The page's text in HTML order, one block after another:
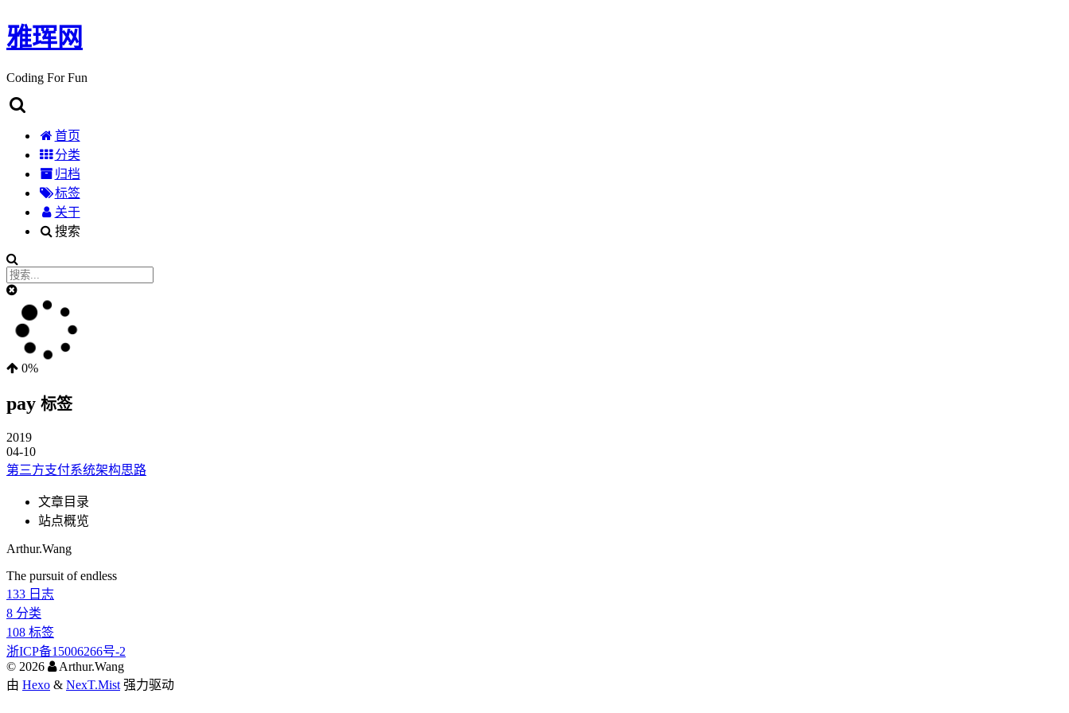
雅珲网
Coding For Fun
首页
分类
归档
标签
关于
搜索
0%
pay 标签
2019
04-10
第三方支付系统架构思路
文章目录
站点概览
Arthur.Wang
The pursuit of endless
133 日志
8 分类
108 标签
浙ICP备15006266号-2
© 2026
Arthur.Wang
由 Hexo & NexT.Mist 强力驱动